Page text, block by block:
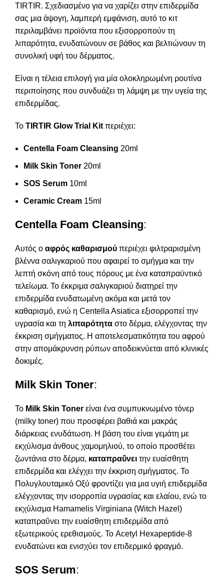
TIRTIR. Σχεδιασμένο για να χαρίζει στην επιδερμίδα
σας μια άψογη, λαμπερή εμφάνιση, αυτό το κιτ
περιλαμβάνει προϊόντα που εξισορροπούν τη
λιπαρότητα, ενυδατώνουν σε βάθος και βελτιώνουν τη
συνολική υφή του δέρματος.
Είναι η τέλεια επιλογή για μία ολοκληρωμένη ρουτίνα
περιποίησης που συνδυάζει τη λάμψη με την υγεία της
επιδερμίδας.
Το TIRTIR Glow Trial Kit περιέχει:
Centella Foam Cleansing 20ml
Milk Skin Toner 20ml
SOS Serum 10ml
Ceramic Cream 15ml
Centella Foam Cleansing:
Αυτός ο αφρός καθαρισμού περιέχει φιλτραρισμένη
βλέννα σαλιγκαριού που αφαιρεί το σμήγμα και την
λεπτή σκόνη από τους πόρους με ένα καταπραϋντικό
τελείωμα. Το έκκριμα σαλιγκαριού διατηρεί την
επιδερμίδα ενυδατωμένη ακόμα και μετά τον
καθαρισμό, ενώ η Centella Asiatica εξισορροπεί την
υγρασία και τη λιπαρότητα στο δέρμα, ελέγχοντας την
έκκριση σμήγματος. Η αποτελεσματικότητα του αφρού
στην απομάκρυνση ρύπων αποδεικνύεται από κλινικές
δοκιμές.
Milk Skin Toner:
Το Milk Skin Toner είναι ένα συμπυκνωμένο τόνερ
(milky toner) που προσφέρει βαθιά και μακράς
διάρκειας ενυδάτωση. Η βάση του είναι γεμάτη με
εκχύλισμα άνθους χαμομηλιού, το οποίο προσθέτει
ζωντάνια στο δέρμα, καταπραΰνει την ευαίσθητη
επιδερμίδα και ελέγχει την έκκριση σμήγματος. Το
Πολυγλουταμικό Οξύ φροντίζει για μια υγιή επιδερμίδα
ελέγχοντας την ισορροπία υγρασίας και ελαίου, ενώ το
εκχύλισμα Hamamelis Virginiana (Witch Hazel)
καταπραΰνει την ευαίσθητη επιδερμίδα από
εξωτερικούς ερεθισμούς. Το Acetyl Hexapeptide-8
ενυδατώνει και ενισχύει τον επιδερμικό φραγμό.
SOS Serum: